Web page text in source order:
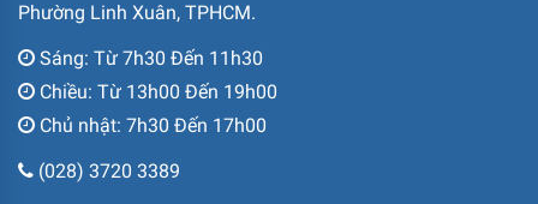
Phường Linh Xuân, TPHCM.
Sáng: Từ 7h30 Đến 11h30
Chiều: Từ 13h00 Đến 19h00
Chủ nhật: 7h30 Đến 17h00
(028) 3720 3389